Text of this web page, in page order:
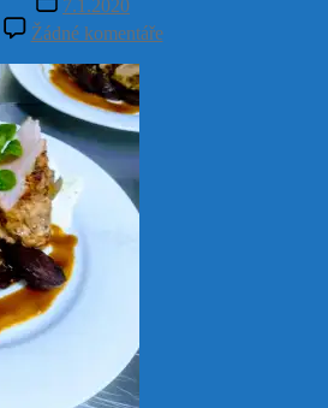
příspěvku
7.1.2020
Žádné komentářeu
textu